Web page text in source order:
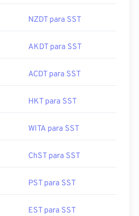
NZDT para SST
AKDT para SST
ACDT para SST
HKT para SST
WITA para SST
ChST para SST
PST para SST
EST para SST